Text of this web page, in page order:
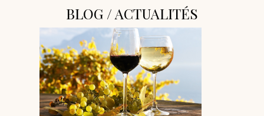
BLOG / ACTUALITÉS